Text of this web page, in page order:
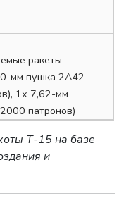
ракеты
мм пушка 2А42
1х 7,62-мм
патронов)
Т-15 на базе
и